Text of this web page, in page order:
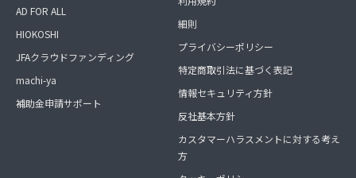
AD FOR ALL
HIOKOSHI
JFAクラウドファンディング
machi-ya
補助金申請サポート
細則
プライバシーポリシー
特定商取引法に基づく表記
情報セキュリティ方針
反社基本方針
カスタマーハラスメントに対する考え
方